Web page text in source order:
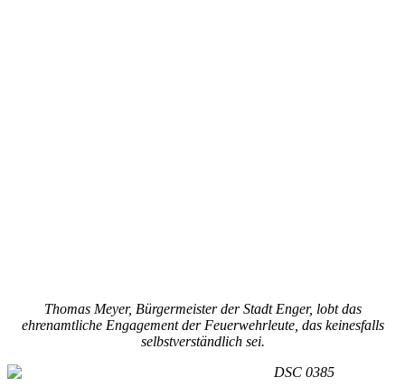
Thomas Meyer, Bürgermeister der Stadt Enger, lobt das
ehrenamtliche Engagement der Feuerwehrleute, das keinesfalls
selbstverständlich sei.